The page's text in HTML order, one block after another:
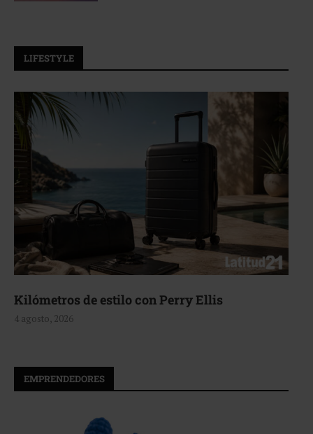
LIFESTYLE
Aerie, texturas que fluyen
4 agosto, 2026
EMPRENDEDORES